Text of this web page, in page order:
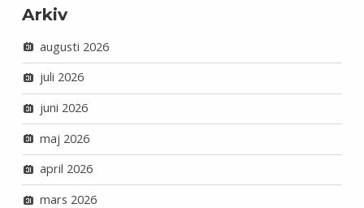
Arkiv
augusti 2026
juli 2026
juni 2026
maj 2026
april 2026
mars 2026